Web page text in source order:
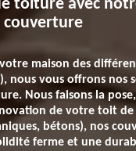
toiture avec
couverture
maison des
nous vous offrons nos
Nous faisons la
de votre toit de
bétons), nos
ferme et une